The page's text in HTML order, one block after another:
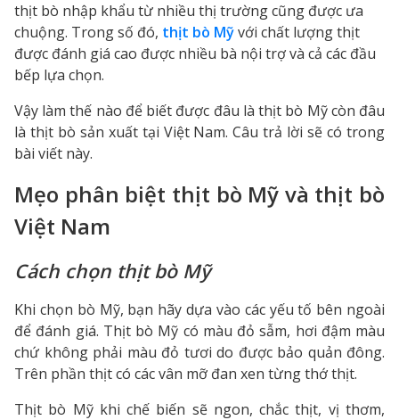
thịt bò nhập khẩu từ nhiều thị trường cũng được ưa
chuộng. Trong số đó, thịt bò Mỹvới chất lượng thịt
được đánh giá cao được nhiều bà nội trợ và cả các đầu
bếp lựa chọn.
Vậy làm thế nào để biết được đâu là thịt bò Mỹ còn đâu
là thịt bò sản xuất tại Việt Nam. Câu trả lời sẽ có trong
bài viết này.
Mẹo phân biệt thịt bò Mỹ và thịt bò
Việt Nam
Cách chọn thịt bò Mỹ
Khi chọn bò Mỹ, bạn hãy dựa vào các yếu tố bên ngoài
để đánh giá. Thịt bò Mỹ có màu đỏ sẫm, hơi đậm màu
chứ không phải màu đỏ tươi do được bảo quản đông.
Trên phần thịt có các vân mỡ đan xen từng thớ thịt.
Thịt bò Mỹ khi chế biến sẽ ngon, chắc thịt, vị thơm,